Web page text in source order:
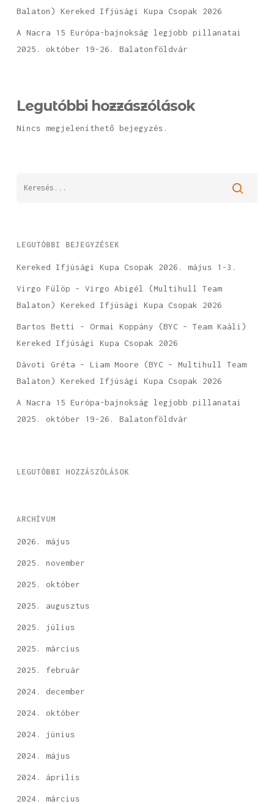
Balaton) Kereked Ifjúsági Kupa Csopak 2026
A Nacra 15 Európa-bajnokság legjobb pillanatai
2025. október 19-26. Balatonföldvár
Legutóbbi hozzászólások
Nincs megjeleníthető bejegyzés.
LEGUTÓBBI BEJEGYZÉSEK
Kereked Ifjúsági Kupa Csopak 2026. május 1-3.
Virgo Fülöp – Virgo Abigél (Multihull Team
Balaton) Kereked Ifjúsági Kupa Csopak 2026
Bartos Betti – Ormai Koppány (BYC – Team Kaáli)
Kereked Ifjúsági Kupa Csopak 2026
Dávoti Gréta – Liam Moore (BYC – Multihull Team
Balaton) Kereked Ifjúsági Kupa Csopak 2026
A Nacra 15 Európa-bajnokság legjobb pillanatai
2025. október 19-26. Balatonföldvár
LEGUTÓBBI HOZZÁSZÓLÁSOK
ARCHÍVUM
2026. május
2025. november
2025. október
2025. augusztus
2025. július
2025. március
2025. február
2024. december
2024. október
2024. június
2024. május
2024. április
2024. március